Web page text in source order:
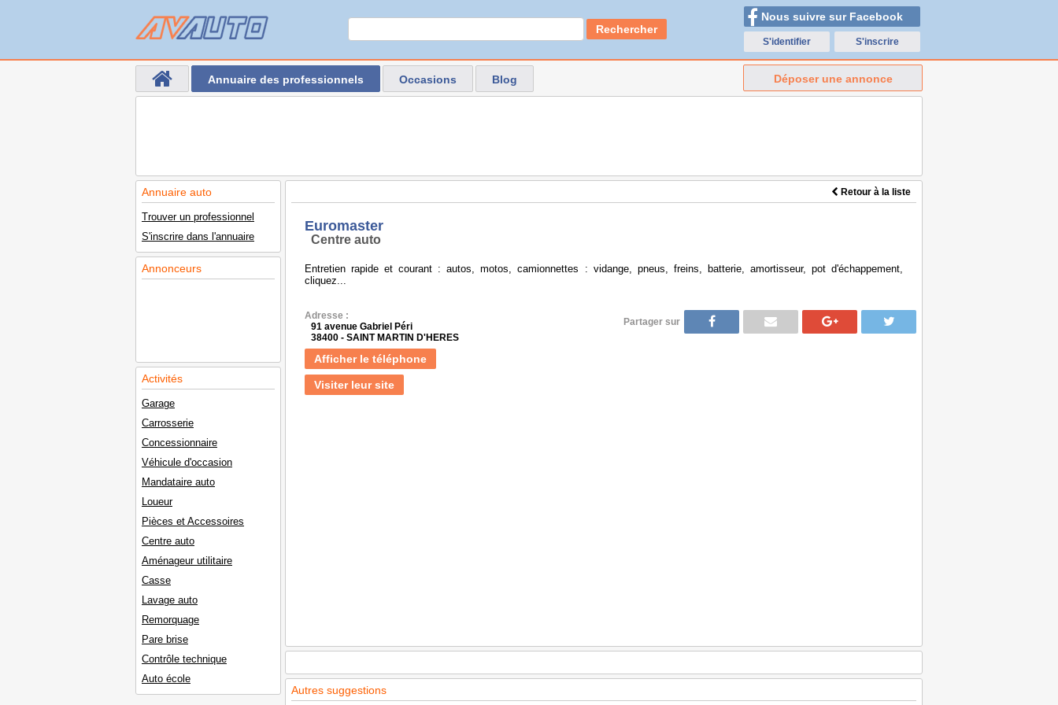
Rechercher
Nous suivre sur Facebook
S'identifier S'inscrire
Annuaire des professionnels Occasions Blog Déposer une annonce
Annuaire auto
Trouver un professionnel
S'inscrire dans l'annuaire
Annonceurs
Activités
Garage
Carrosserie
Concessionnaire
Véhicule d'occasion
Mandataire auto
Loueur
Pièces et Accessoires
Centre auto
Aménageur utilitaire
Casse
Lavage auto
Remorquage
Pare brise
Contrôle technique
Auto école
Retour à la liste
Euromaster
Centre auto
Entretien rapide et courant : autos, motos, camionnettes : vidange, pneus, freins, batterie, amortisseur, pot d'échappement,
cliquez...
Adresse :
91 avenue Gabriel Péri
38400 - SAINT MARTIN D'HERES
Afficher le téléphone
Visiter leur site
Partager sur
Autres suggestions